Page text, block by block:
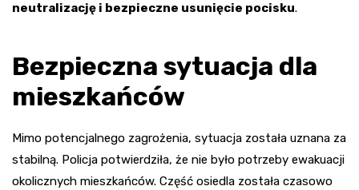
neutralizację i bezpieczne usunięcie pocisku.
Bezpieczna sytuacja dla
mieszkańców
Mimo potencjalnego zagrożenia, sytuacja została uznana za
stabilną. Policja potwierdziła, że nie było potrzeby ewakuacji
okolicznych mieszkańców. Część osiedla została czasowo